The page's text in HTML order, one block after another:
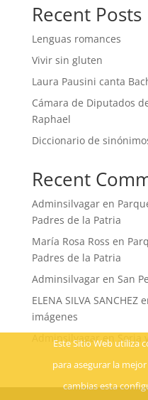
Recent Posts
Lenguas romances
Vivir sin gluten
Laura Pausini canta
Cámara de Diputados
Raphael
Diccionario de
Recent
Adminsilvagaren
Padres de la Patria
María Rosa Ross en
Padres de la Patria
Adminsilvagaren San
ELENA SILVA SANCHEZ
imágenes
Adminsilvagaren Soria
Este Sitio Web utiliza
para asegurar la
cambias esta